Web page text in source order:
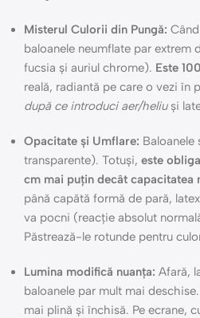
Misterul Culorii din Pungă:
baloanele neumflate par extrem
fucsia și auriul chrome). Este
reală, radiantă pe care o vezi în
după ce introduci aer/heliuși
Opacitate și Umflare: Baloanele
transparente). Totuși, este
cm mai puțin decât capacitatea
până capătă formă de pară,
va pocni (reacție absolut
Păstrează-le rotunde pentru
Lumina modifică nuanța: Afară,
baloanele par mult mai
mai plină și închisă. Pe ecrane,